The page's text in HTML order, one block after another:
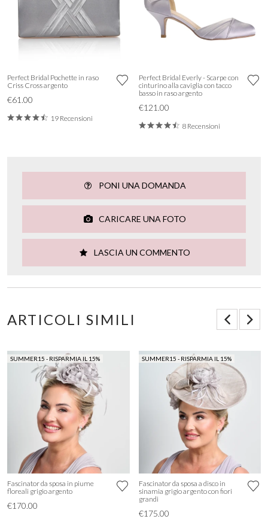
Perfect Bridal Pochette in raso
Criss Cross argento
€61.00
19 Recensioni
Perfect Bridal Everly - Scarpe con
cinturino alla caviglia con tacco
basso in raso argento
€121.00
8 Recensioni
PONI UNA DOMANDA
CARICARE UNA FOTO
LASCIA UN COMMENTO
ARTICOLI SIMILI
SUMMER15 - RISPARMIA IL 15%
Fascinator da sposa in piume
floreali grigio argento
€170.00
SUMMER15 - RISPARMIA IL 15%
Fascinator da sposa a disco in
sinamia grigio argento con fiori
grandi
€175.00